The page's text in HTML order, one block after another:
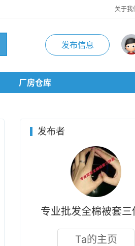
关于我
发布信息
厂房仓库
发布者
专业批发全棉被套三
Ta的主页